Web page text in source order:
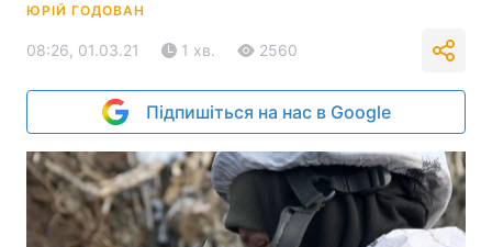
ЮРІЙ ГОДОВАН
08:26, 01.03.21 1 хв. 2560
Підпишіться на нас в Google